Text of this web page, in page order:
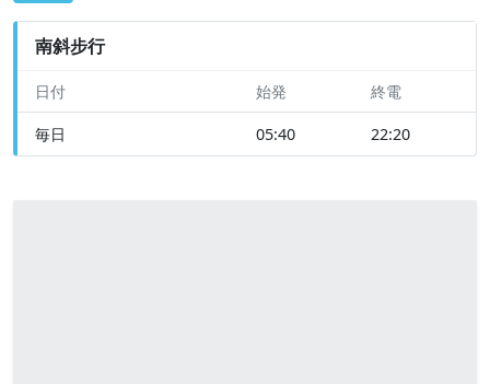
南斜步行
日付 始発 終電
毎日 05:40 22:20